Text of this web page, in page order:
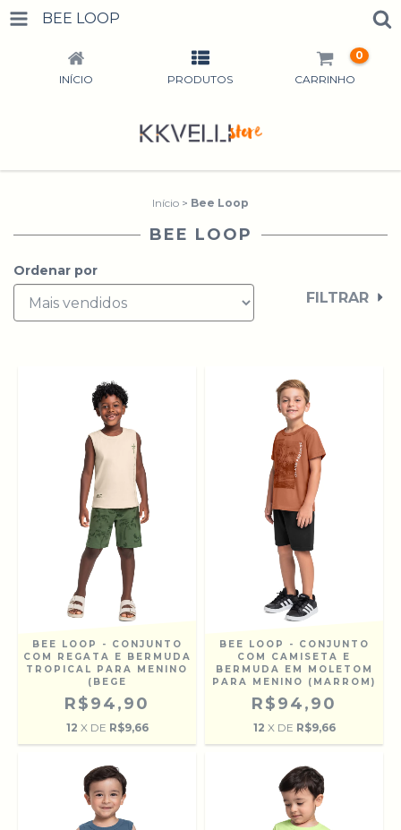
BEE LOOP
INÍCIO PRODUTOS CARRINHO
0
Início > Bee Loop
BEE LOOP
Ordenar por
FILTRAR
BEE LOOP - CONJUNTO
COM REGATA E BERMUDA
TROPICAL PARA MENINO
(BEGE
R$94,90
12 X DE R$9,66
BEE LOOP - CONJUNTO
COM CAMISETA E
BERMUDA EM MOLETOM
PARA MENINO (MARROM)
R$94,90
12 X DE R$9,66